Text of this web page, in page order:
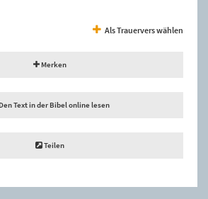
Als Trauervers wählen
Merken
Den Text in der Bibel online lesen
Teilen